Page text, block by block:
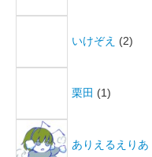
いけぞえ (2)
栗田 (1)
ありえるえりあ